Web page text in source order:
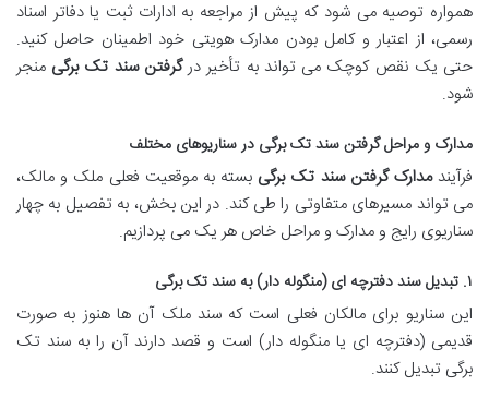
همواره توصیه می شود که پیش از مراجعه به ادارات ثبت یا دفاتر اسناد
رسمی، از اعتبار و کامل بودن مدارک هویتی خود اطمینان حاصل کنید.
حتی یک نقص کوچک می تواند به تأخیر درگرفتن سند تک برگی منجر
شود.
مدارک و مراحل گرفتن سند تک برگی در سناریوهای مختلف
فرآیندمدارک گرفتن سند تک برگی بسته به موقعیت فعلی ملک و مالک،
می تواند مسیرهای متفاوتی را طی کند. در این بخش، به تفصیل به چهار
سناریوی رایج و مدارک و مراحل خاص هر یک می پردازیم.
۱. تبدیل سند دفترچه ای (منگوله دار) به سند تک برگی
این سناریو برای مالکان فعلی است که سند ملک آن ها هنوز به صورت
قدیمی (دفترچه ای یا منگوله دار) است و قصد دارند آن را به سند تک
برگی تبدیل کنند.